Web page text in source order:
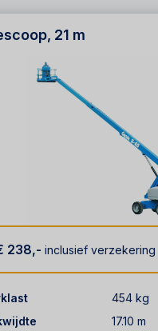
21 m
238,- inclusief verzekering
454 kg
17.10 m